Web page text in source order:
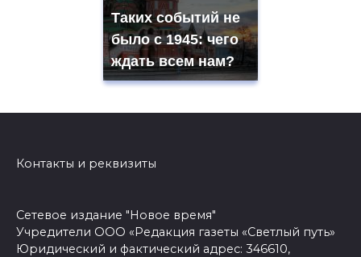
Таких событий не
было с 1945: чего
ждать всем нам?
Контакты и реквизиты
Сетевое издание "Новое время"
Учредители ООО «Редакция газеты «Светлый путь»
Юридический и фактический адрес: 346610,